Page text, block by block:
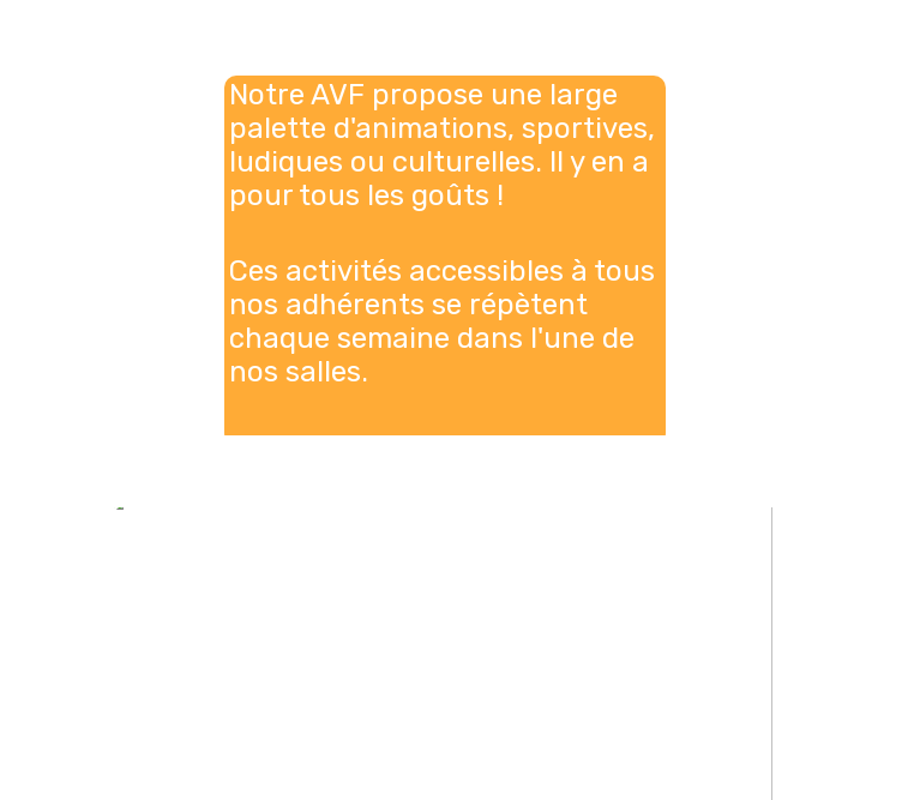
Notre AVF propose une large
palette d'animations, sportives,
ludiques ou culturelles. Il y en a
pour tous les goûts !
Ces activités accessibles à tous
nos adhérents se répètent
chaque semaine dans l'une de
nos salles.